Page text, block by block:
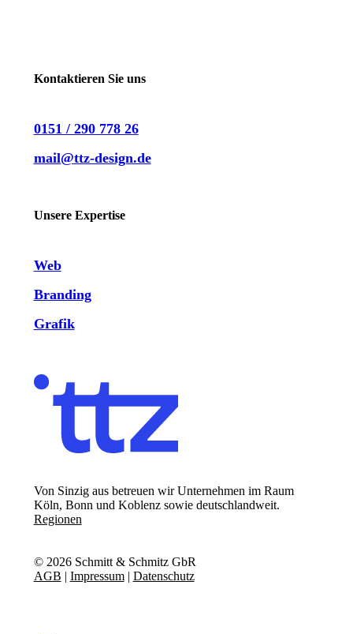
Kontaktieren Sie uns
0151 / 290 778 26
mail@ttz-design.de
Unsere Expertise
Web
Branding
Grafik
Von Sinzig aus betreuen wir Unternehmen im Raum
Köln, Bonn und Koblenz sowie deutschlandweit.
Regionen
© 2026Schmitt & Schmitz GbR
AGB | Impressum| Datenschutz